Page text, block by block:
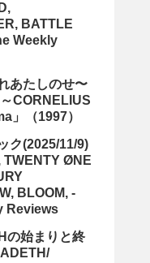
BATTLE
Weekly
あたしのせ〜
CORNELIUS
」（1997）
ク(2025/11/9)
TWENTY ØNE
BLOOM, -
Reviews
の始まりと終